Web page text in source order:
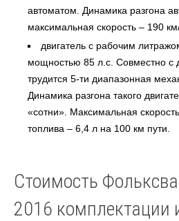
автоматом. Динамика разгона
максимальная скорость – 190
двигатель с рабочим
мощностью 85 л.с. Совместно с
трудится 5-ти диапазонная
Динамика разгона такого
«сотни». Максимальная
топлива – 6,4 л на 100 км пути.
Стоимость
2016 комплектации